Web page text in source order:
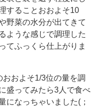
することおおよそ10
野菜の水分が出てきて
ような感じで調理した
てふっくら仕上がりま
およそ1/3位の量を調
盛ってみたら3人で食べ
になっちゃいました(；